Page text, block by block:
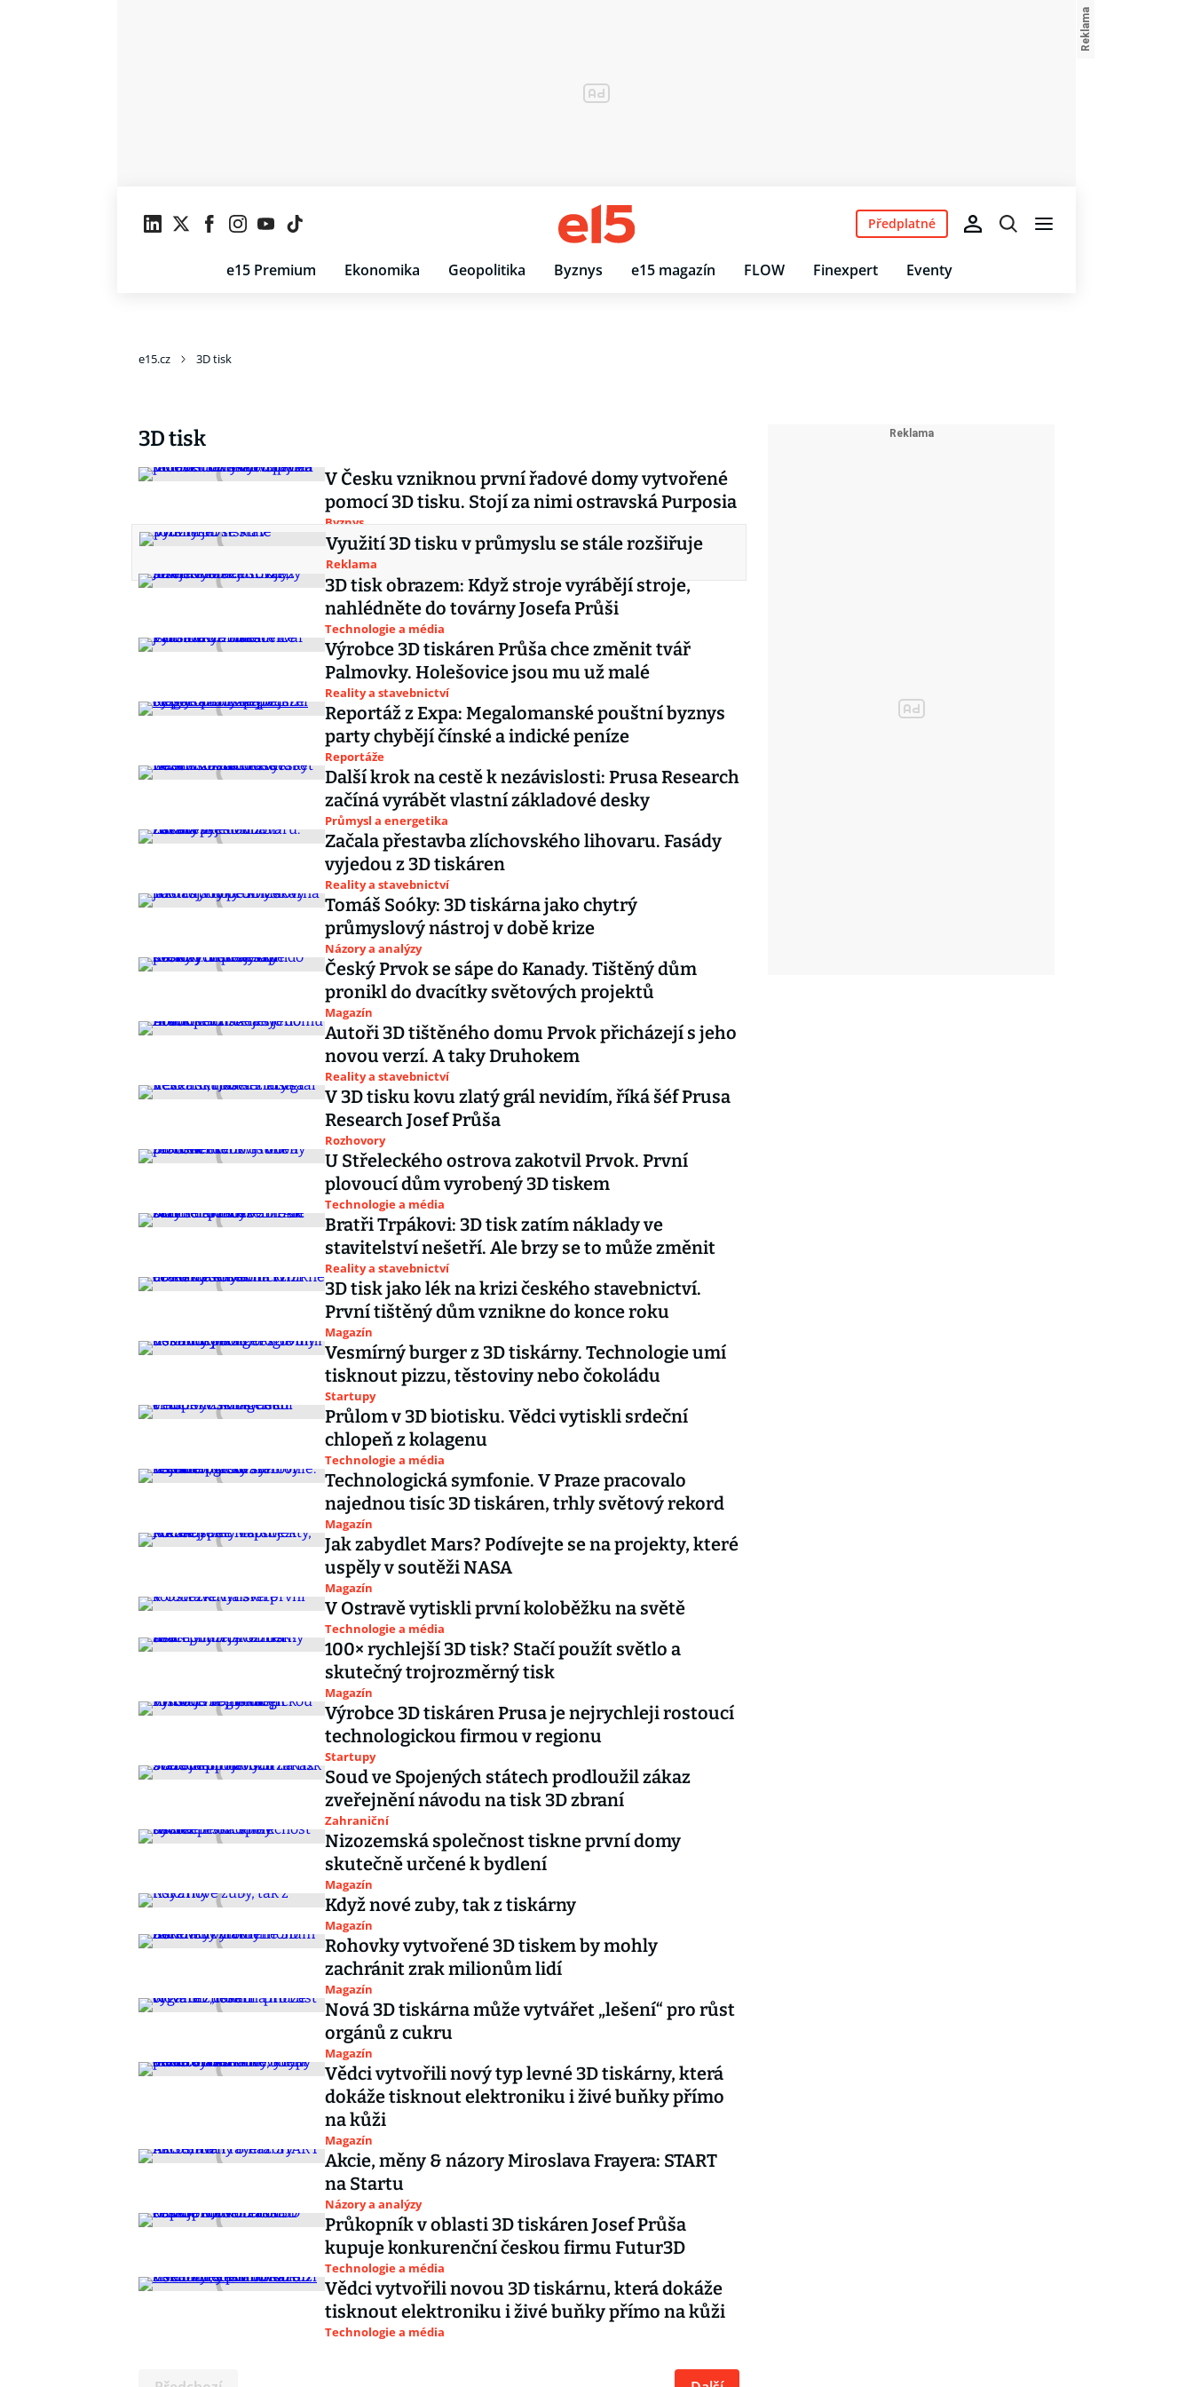
e15 Premium Ekonomika Geopolitika Byznys e15 magazín FLOW Finexpert Eventy
Předplatné
e15.cz 3D tisk
3D tisk
V Česku vzniknou první řadové domy vytvořené
pomocí 3D tisku. Stojí za nimi ostravská Purposia
Byznys
Využití 3D tisku v průmyslu se stále rozšiřuje
Reklama
3D tisk obrazem: Když stroje vyrábějí stroje,
nahlédněte do továrny Josefa Průši
Technologie a média
Výrobce 3D tiskáren Průša chce změnit tvář
Palmovky. Holešovice jsou mu už malé
Reality a stavebnictví
Reportáž z Expa: Megalomanské pouštní byznys
party chybějí čínské a indické peníze
Reportáže
Další krok na cestě k nezávislosti: Prusa Research
začíná vyrábět vlastní základové desky
Průmysl a energetika
Začala přestavba zlíchovského lihovaru. Fasády
vyjedou z 3D tiskáren
Reality a stavebnictví
Tomáš Soóky: 3D tiskárna jako chytrý
průmyslový nástroj v době krize
Názory a analýzy
Český Prvok se sápe do Kanady. Tištěný dům
pronikl do dvacítky světových projektů
Magazín
Autoři 3D tištěného domu Prvok přicházejí s jeho
novou verzí. A taky Druhokem
Reality a stavebnictví
V 3D tisku kovu zlatý grál nevidím, říká šéf Prusa
Research Josef Průša
Rozhovory
U Střeleckého ostrova zakotvil Prvok. První
plovoucí dům vyrobený 3D tiskem
Technologie a média
Bratři Trpákovi: 3D tisk zatím náklady ve
stavitelství nešetří. Ale brzy se to může změnit
Reality a stavebnictví
3D tisk jako lék na krizi českého stavebnictví.
První tištěný dům vznikne do konce roku
Magazín
Vesmírný burger z 3D tiskárny. Technologie umí
tisknout pizzu, těstoviny nebo čokoládu
Startupy
Průlom v 3D biotisku. Vědci vytiskli srdeční
chlopeň z kolagenu
Technologie a média
Technologická symfonie. V Praze pracovalo
najednou tisíc 3D tiskáren, trhly světový rekord
Magazín
Jak zabydlet Mars? Podívejte se na projekty, které
uspěly v soutěži NASA
Magazín
V Ostravě vytiskli první koloběžku na světě
Technologie a média
100× rychlejší 3D tisk? Stačí použít světlo a
skutečný trojrozměrný tisk
Magazín
Výrobce 3D tiskáren Prusa je nejrychleji rostoucí
technologickou firmou v regionu
Startupy
Soud ve Spojených státech prodloužil zákaz
zveřejnění návodu na tisk 3D zbraní
Zahraniční
Nizozemská společnost tiskne první domy
skutečně určené k bydlení
Magazín
Když nové zuby, tak z tiskárny
Magazín
Rohovky vytvořené 3D tiskem by mohly
zachránit zrak milionům lidí
Magazín
Nová 3D tiskárna může vytvářet „lešení“ pro růst
orgánů z cukru
Magazín
Vědci vytvořili nový typ levné 3D tiskárny, která
dokáže tisknout elektroniku i živé buňky přímo
na kůži
Magazín
Akcie, měny & názory Miroslava Frayera: START
na Startu
Názory a analýzy
Průkopník v oblasti 3D tiskáren Josef Průša
kupuje konkurenční českou firmu Futur3D
Technologie a média
Vědci vytvořili novou 3D tiskárnu, která dokáže
tisknout elektroniku i živé buňky přímo na kůži
Technologie a média